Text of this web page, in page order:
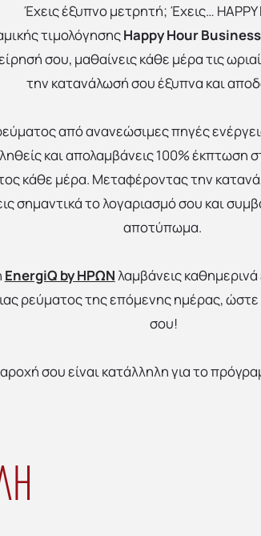
Έχεις έξυπνο μετρητή; Έχεις… HAPPY
τιμολόγησηςHappy Hour
σου, μαθαίνεις κάθε μέρα τις
την κατανάλωσή σου έξυπνα και
από ανανεώσιμες πηγές
και απολαμβάνεις 100% έκπτωση
κάθε μέρα. Μεταφέροντας την
σημαντικά το λογαριασμό σου και
αποτύπωμα.
ΕnergiQ by ΗΡΩΝ λαμβάνεις
ρεύματος της επόμενης ημέρας,
σου!
σου είναι κατάλληλη για το